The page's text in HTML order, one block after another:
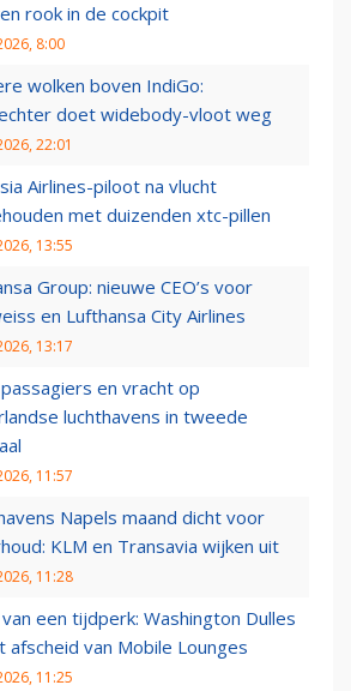
rook in de cockpit
8:00
wolken boven IndiGo:
doet widebody-vloot weg
22:01
Airlines-piloot na vlucht
met duizenden xtc-pillen
13:55
Group: nieuwe CEO’s voor
en Lufthansa City Airlines
13:17
en vracht op
luchthavens in tweede
11:57
Napels maand dicht voor
KLM en Transavia wijken uit
11:28
een tijdperk: Washington Dulles
afscheid van Mobile Lounges
11:25